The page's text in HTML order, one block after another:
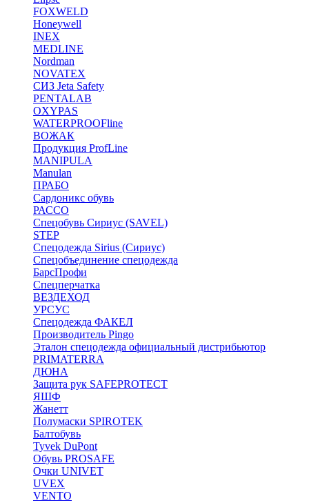
FOXWELD
Honeywell
INEX
MEDLINE
Nordman
NOVATEX
СИЗ Jeta Safety
PENTALAB
OXYPAS
WATERPROOFline
ВОЖАК
Продукция ProfLine
MANIPULA
Manulan
ПРАБО
Сардоникс обувь
РАССО
Спецобувь Сириус (SAVEL)
STEP
Спецодежда Sirius (Сириус)
Спецобъединение спецодежда
БарсПрофи
Спецперчатка
ВЕЗДЕХОД
УРСУС
Спецодежда ФАКЕЛ
Производитель Pingo
Эталон спецодежда официальный дистрибьютор
PRIMATERRA
ДЮНА
Защита рук SAFEPROTECT
ЯШФ
Жанетт
Полумаски SPIROTEK
Балтобувь
Tyvek DuPont
Обувь PROSAFE
Очки UNIVET
UVEX
VENTO